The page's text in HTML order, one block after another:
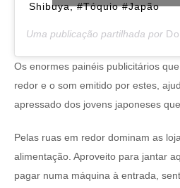
Shibuya, #Tóquio #Japão
Uma publicação partilhada por
Os enormes painéis publicitários
redor e o som emitido por estes,
apressado dos jovens japoneses
Pelas ruas em redor dominam as
alimentação. Aproveito para jantar
pagar numa máquina à entrada,